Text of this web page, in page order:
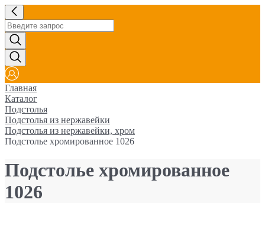
Главная
Каталог
Подстолья
Подстолья из нержавейки
Подстолья из нержавейки, хром
Подстолье хромированное 1026
Подстолье хромированное
1026